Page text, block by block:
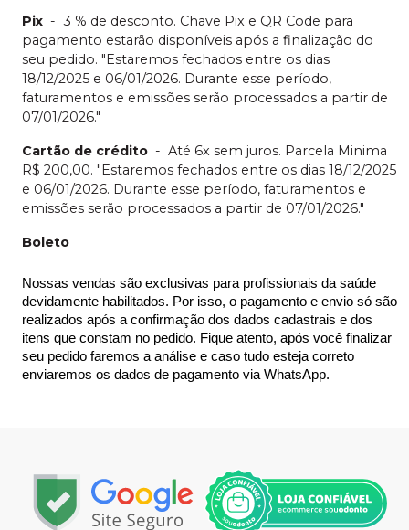
Pix - 3 % de desconto. Chave Pix e QR Code para
pagamento estarão disponíveis após a finalização do
seu pedido. "Estaremos fechados entre os dias
18/12/2025 e 06/01/2026. Durante esse período,
faturamentos e emissões serão processados a partir de
07/01/2026."
Cartão de crédito - Até 6x sem juros. Parcela Minima
R$ 200,00. "Estaremos fechados entre os dias 18/12/2025
e 06/01/2026. Durante esse período, faturamentos e
emissões serão processados a partir de 07/01/2026."
Boleto
Nossas vendas são exclusivas para profissionais da saúde
devidamente habilitados. Por isso, o pagamento e envio só são
realizados após a confirmação dos dados cadastrais e dos
itens que constam no pedido. Fique atento, após você finalizar
seu pedido faremos a análise e caso tudo esteja correto
enviaremos os dados de pagamento via WhatsApp.